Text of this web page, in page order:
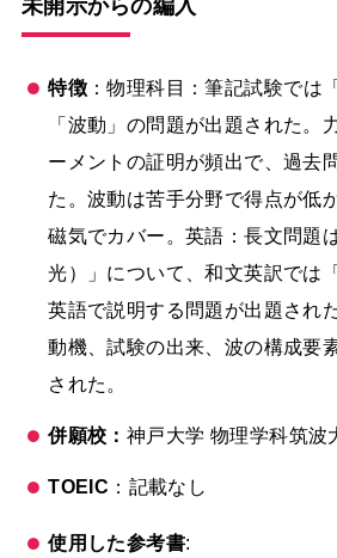
未開示からの編入
特徴：物理科目：筆記試験では
「波動」の問題が出題された。
ーメントの証明が頻出で、過去
た。波動は苦手分野で得点が低
磁気でカバー。英語：長文問題
光）」について、和文英訳では
英語で説明する問題が出題され
動機、試験の出来、波の構成要
された。
併願校： 神戸大学 物理学科筑波
TOEIC ：記載なし
使用した参考書: